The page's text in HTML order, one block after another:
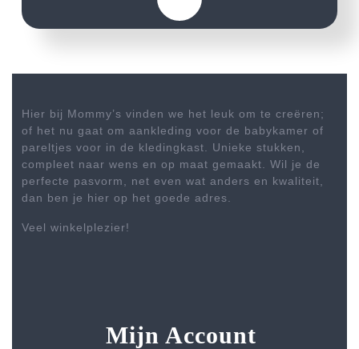
Hier bij Mommy’s vinden we het leuk om te creëren;
of het nu gaat om aankleding voor de babykamer of
pareltjes voor in de kledingkast. Unieke stukken,
compleet naar wens en op maat gemaakt. Wil je de
perfecte pasvorm, net even wat anders en kwaliteit,
dan ben je hier op het goede adres.
Veel winkelplezier!
Mijn Account